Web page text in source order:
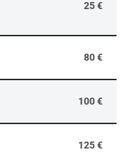
25 €
80 €
100 €
125 €